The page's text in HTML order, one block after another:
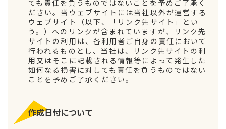
ても責任を負うものではないことを予めご了承く
ださい。当ウェブサイトには当社以外が運営する
ウェブサイト（以下、「リンク先サイト」とい
う。）へのリンクが含まれていますが、リンク先
サイトの利用は、各利用者ご自身の責任において
行われるものとし、当社は、リンク先サイトの利
用又はそこに記載される情報等によって発生した
如何なる損害に対しても責任を負うものではない
ことを予めご了承ください。
作成日付について